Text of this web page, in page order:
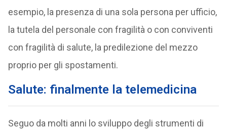
esempio, la presenza di una sola persona per ufficio,
la tutela del personale con fragilità o con conviventi
con fragilità di salute, la predilezione del mezzo
proprio per gli spostamenti.
Salute: finalmente la telemedicina
Seguo da molti anni lo sviluppo degli strumenti di